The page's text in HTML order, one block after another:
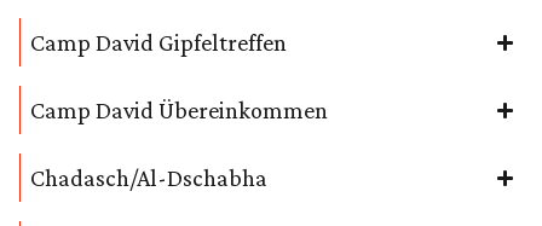
Camp David Gipfeltreffen
Camp David Übereinkommen
Chadasch/Al-Dschabha